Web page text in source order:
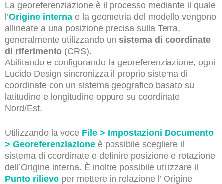
La georeferenziazione è il processo mediante il quale
l’Origine interna e la geometria del modello vengono
allineate a una posizione precisa sulla Terra,
generalmente utilizzando un sistema di coordinate
di riferimento (CRS).
Abilitando e configurando la georeferenziazione, ogni
Lucido Design sincronizza il proprio sistema di
coordinate con un sistema geografico basato su
latitudine e longitudine oppure su coordinate
Nord/Est.
Utilizzando la voce File > Impostazioni Documento
> Georeferenziazione è possibile scegliere il
sistema di coordinate e definire posizione e rotazione
dell’Origine interna. È inoltre possibile utilizzare il
Punto rilievo per mettere in relazione l’ Origine